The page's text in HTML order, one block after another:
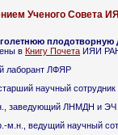
Ученого Совета
плодотворную
в Книгу Почета ИЯИ
лаборант ЛФЯР
научный
заведующий ЛНМДН и
м.н., ведущий научный